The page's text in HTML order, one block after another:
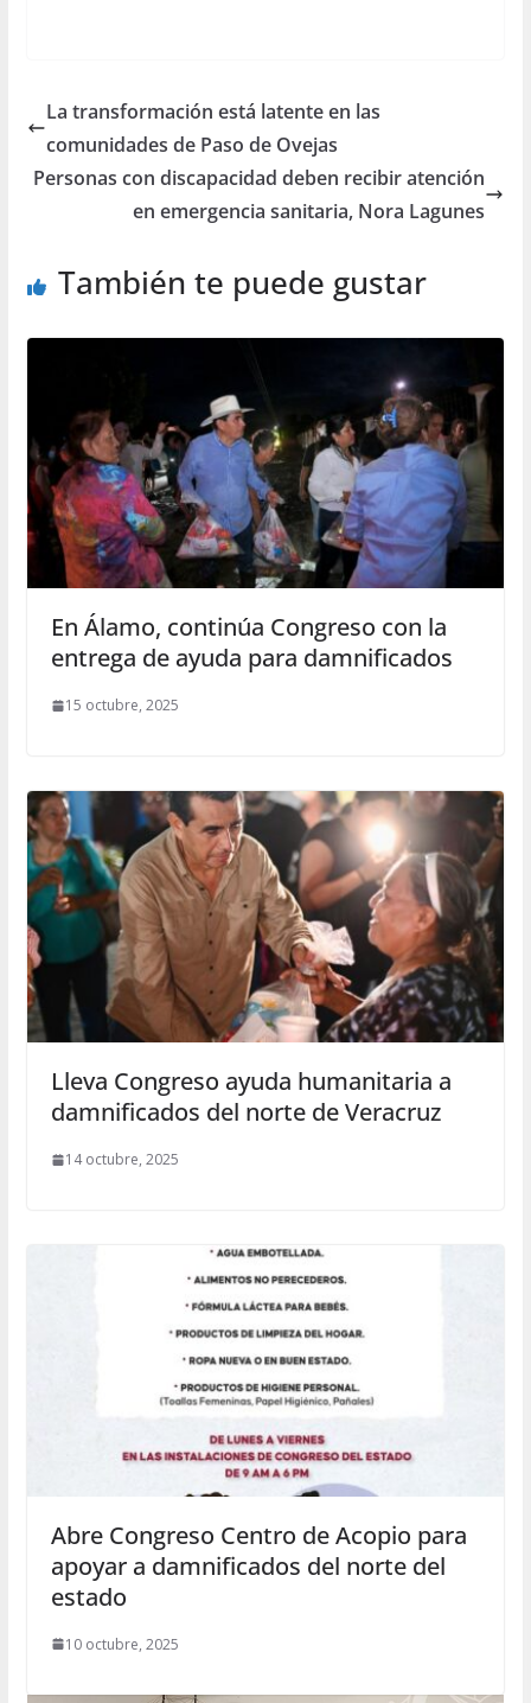
La transformación está latente en las
comunidades de Paso de Ovejas
Personas con discapacidad deben recibir atención
en emergencia sanitaria, Nora Lagunes
También te puede gustar
En Álamo, continúa Congreso con la
entrega de ayuda para damnificados
15 octubre, 2025
Lleva Congreso ayuda humanitaria a
damnificados del norte de Veracruz
14 octubre, 2025
Abre Congreso Centro de Acopio para
apoyar a damnificados del norte del
estado
10 octubre, 2025